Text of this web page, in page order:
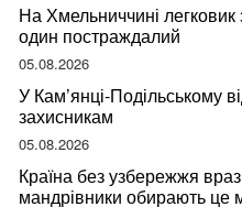
На Хмельниччині легковик
один постраждалий
05.08.2026
У Кам’янці-Подільському
захисникам
05.08.2026
Країна без узбережжя
мандрівники обирають це